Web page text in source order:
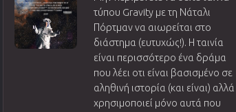
τύπου Gravity με τη Νάταλι
Πόρτμαν να αιωρείται στο
διάστημα (ευτυχώς!). Η ταινία
είναι περισσότερο ένα δράμα
που λέει οτι είναι βασισμένο σε
αληθινή ιστορία (και είναι) αλλά
χρησιμοποιεί μόνο αυτά που